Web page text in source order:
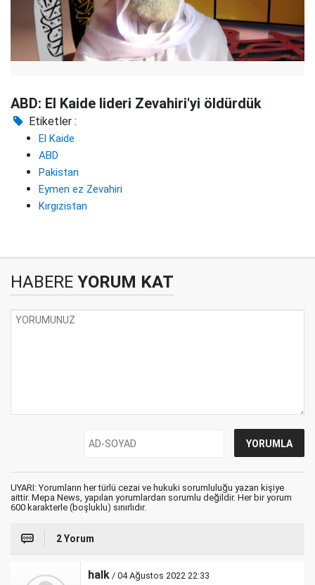
ABD: El Kaide lideri Zevahiri'yi öldürdük
Etiketler :
El Kaide
ABD
Pakistan
Eymen ez Zevahiri
Kırgızistan
HABERE YORUM KAT
UYARI: Yorumların her türlü cezai ve hukuki sorumluluğu yazan kişiye
aittir. Mepa News, yapılan yorumlardan sorumlu değildir. Her bir yorum
600 karakterle (boşluklu) sınırlıdır.
2 Yorum
halk / 04 Ağustos 2022 22:33